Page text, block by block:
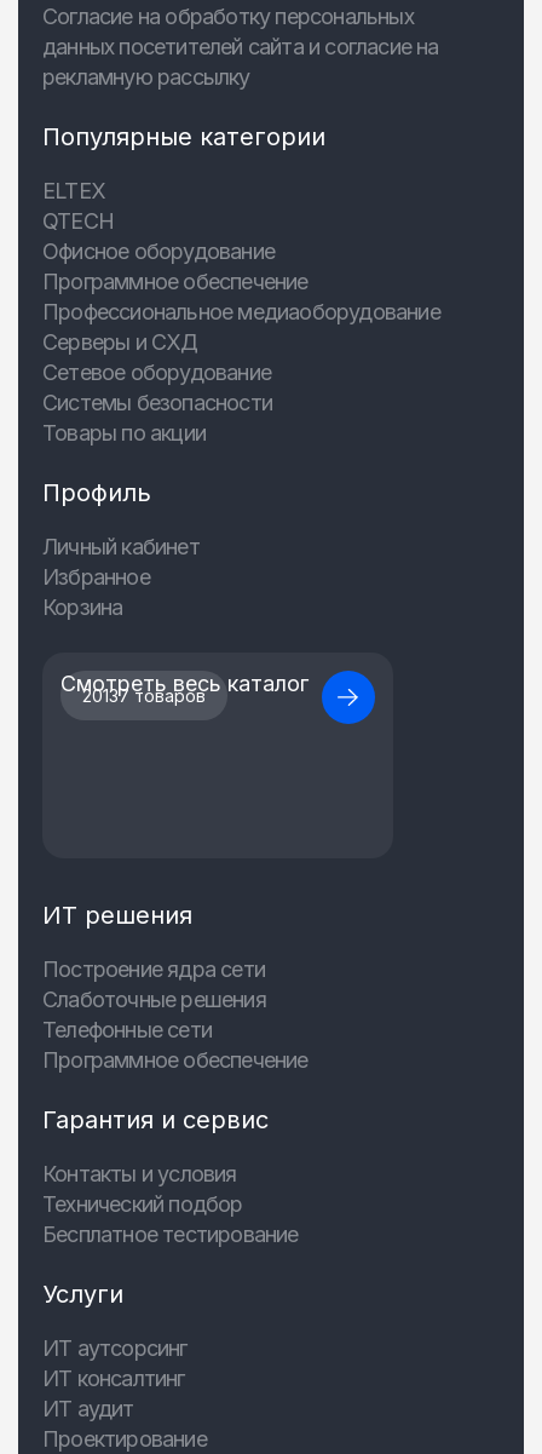
Согласие на обработку персональных
данных посетителей сайта и согласие на
рекламную рассылку
Популярные категории
ELTEX
QTECH
Офисное оборудование
Программное обеспечение
Профессиональное медиаоборудование
Серверы и СХД
Сетевое оборудование
Системы безопасности
Товары по акции
Профиль
Личный кабинет
Избранное
Корзина
20137 товаров
Смотреть весь каталог
ИТ решения
Построение ядра сети
Слаботочные решения
Телефонные сети
Программное обеспечение
Гарантия и сервис
Контакты и условия
Технический подбор
Бесплатное тестирование
Услуги
ИТ аутсорсинг
ИТ консалтинг
ИТ аудит
Проектирование